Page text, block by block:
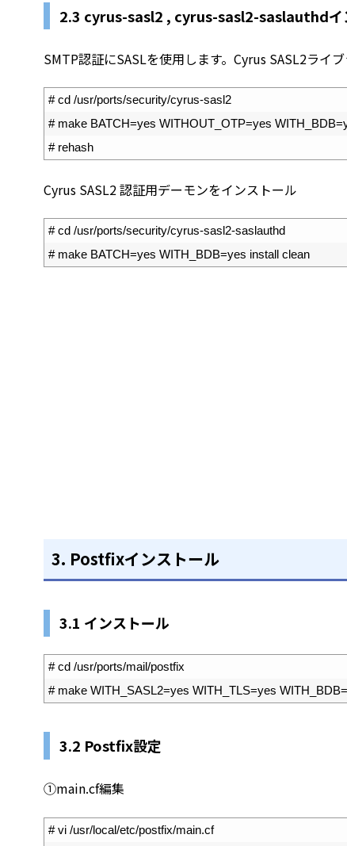
2.3 cyrus-sasl2 , cyrus-sasl2-saslauthd
SMTP認証にSASLを使用します。Cyrus SASL2ライ
# cd /usr/ports/security/cyrus-sasl2
# make BATCH=yes WITHOUT_OTP=yes
# rehash
Cyrus SASL2 認証用デーモンをインストール
# cd /usr/ports/security/cyrus-sasl2-saslauthd
# make BATCH=yes WITH_BDB=yes install clean
3. Postfixインストール
3.1 インストール
# cd /usr/ports/mail/postfix
# make WITH_SASL2=yes WITH_TLS=yes
3.2 Postfix設定
①main.cf編集
# vi /usr/local/etc/postfix/main.cf